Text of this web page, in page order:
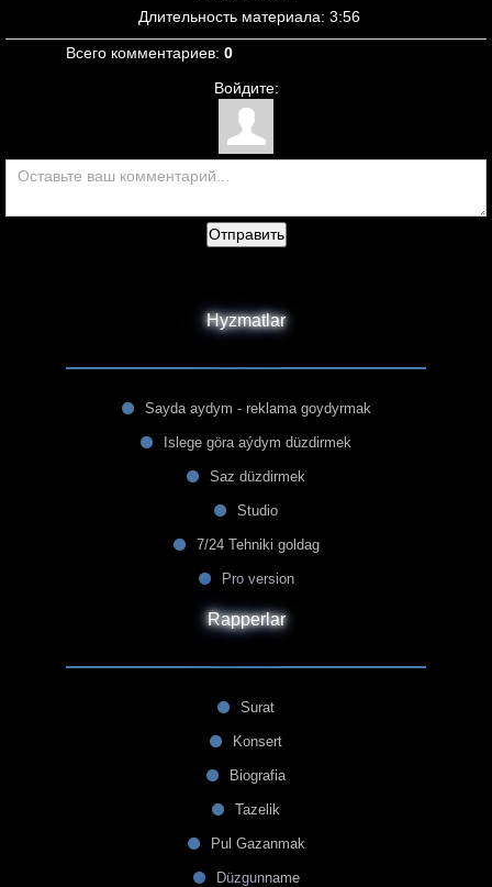
Длительность материала: 3:56
Всего комментариев: 0
Войдите:
Отправить
Hyzmatlar
Sayda aydym - reklama goydyrmak
Islege göra aýdym düzdirmek
Saz düzdirmek
Studio
7/24 Tehniki goldag
Pro version
Rapperlar
Surat
Konsert
Biografia
Tazelik
Pul Gazanmak
Düzgunname